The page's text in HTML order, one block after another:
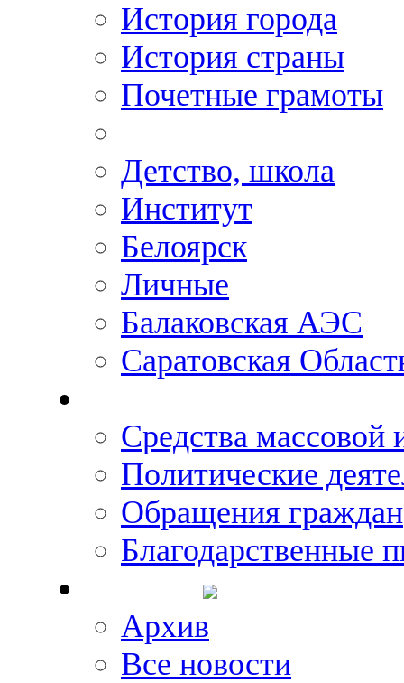
История города
История страны
Почетные грамоты
Детство, школа
Институт
Белоярск
Личные
Балаковская АЭС
Саратовская
Средства
Политические
Обращения граждан
Благодарственные
Архив
Все новости